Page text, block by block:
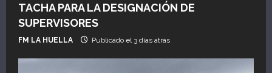
TACHA PARA LA DESIGNACIÓN DE
SUPERVISORES
FM LA HUELLA Publicado el 3 días atrás